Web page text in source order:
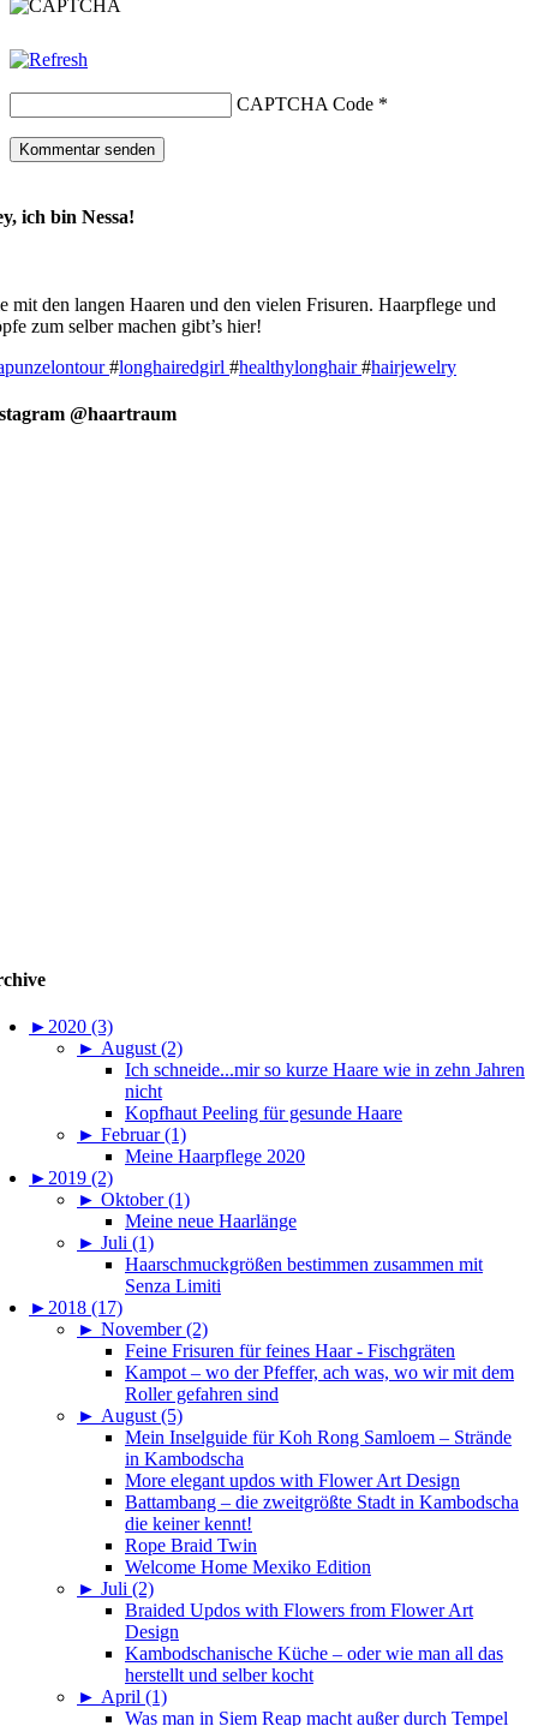
CAPTCHA Code *
ich bin Nessa!
mit den langen Haaren und den vielen Frisuren. Haarpflege und
zum selber machen gibt’s hier!
#longhairedgirl #healthylonghair#hairjewelry
@haartraum
► 2020 (3)
► August (2)
Ich schneide...mir so kurze Haare wie in zehn Jahren
nicht
Kopfhaut Peeling für gesunde Haare
► Februar (1)
Meine Haarpflege 2020
► 2019 (2)
► Oktober (1)
Meine neue Haarlänge
► Juli (1)
Haarschmuckgrößen bestimmen zusammen mit
Senza Limiti
► 2018 (17)
► November (2)
Feine Frisuren für feines Haar - Fischgräten
Kampot – wo der Pfeffer, ach was, wo wir mit dem
Roller gefahren sind
► August (5)
Mein Inselguide für Koh Rong Samloem – Strände
in Kambodscha
More elegant updos with Flower Art Design
Battambang – die zweitgrößte Stadt in Kambodscha
die keiner kennt!
Rope Braid Twin
Welcome Home Mexiko Edition
► Juli (2)
Braided Updos with Flowers from Flower Art
Design
Kambodschanische Küche – oder wie man all das
herstellt und selber kocht
► April (1)
Was man in Siem Reap macht außer durch Tempel